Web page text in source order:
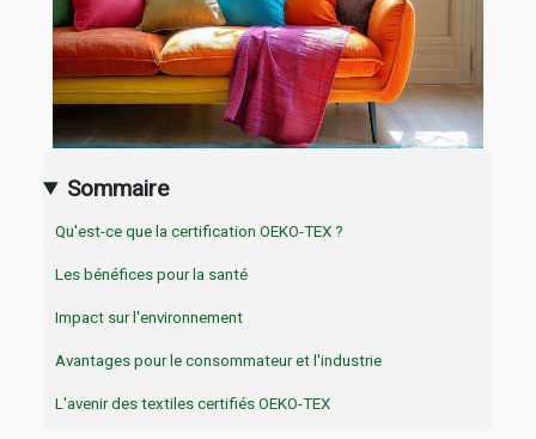
Sommaire
Qu'est-ce que la certification OEKO-TEX ?
Les bénéfices pour la santé
Impact sur l'environnement
Avantages pour le consommateur et l'industrie
L'avenir des textiles certifiés OEKO-TEX